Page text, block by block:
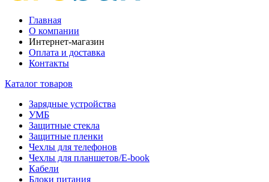
Главная
О компании
Интернет-магазин
Оплата и доставка
Контакты
Каталог товаров
Зарядные устройства
УМБ
Защитные стекла
Защитные пленки
Чехлы для телефонов
Чехлы для планшетов/E-book
Кабели
Блоки питания